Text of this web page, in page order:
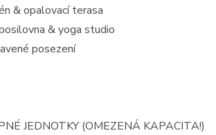
& opalovací terasa
& yoga studio
posezení
JEDNOTKY (OMEZENÁ KAPACITA!)